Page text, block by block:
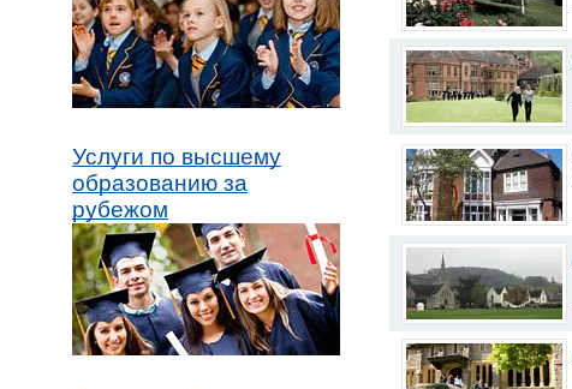
Услуги по высшему
образованию за
рубежом